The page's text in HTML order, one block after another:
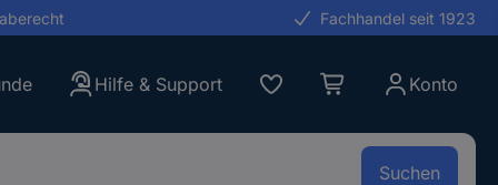
Fachhandel seit 1923
Hilfe & Support Konto
Suchen